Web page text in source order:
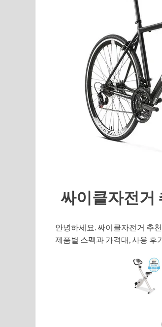
싸이클자전거
안녕하세요. 싸이클자전거 추
제품별 스펙과 가격대, 사용 후